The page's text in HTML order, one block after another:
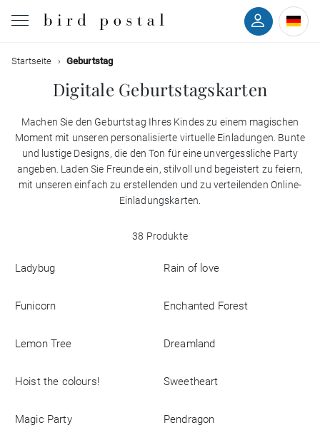
Hochzeit
Taufe
Kommunion
Geburtstag
Weihnachten
Firmen
Startseite Geburtstag
Digitale Geburtstagskarten
Machen Sie den Geburtstag Ihres Kindes zu einem magischen
Moment mit unseren personalisierte virtuelle Einladungen. Bunte
und lustige Designs, die den Ton für eine unvergessliche Party
angeben. Laden Sie Freunde ein, stilvoll und begeistert zu feiern,
mit unseren einfach zu erstellenden und zu verteilenden Online-
Einladungskarten.
38 Produkte
Ladybug Rain of love
Funicorn Enchanted Forest
Lemon Tree Dreamland
Hoist the colours! Sweetheart
Magic Party Pendragon
Filtern
Farben
Stile
Bild